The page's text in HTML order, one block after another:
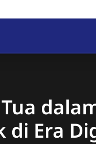
4 Cirahab,
di Era